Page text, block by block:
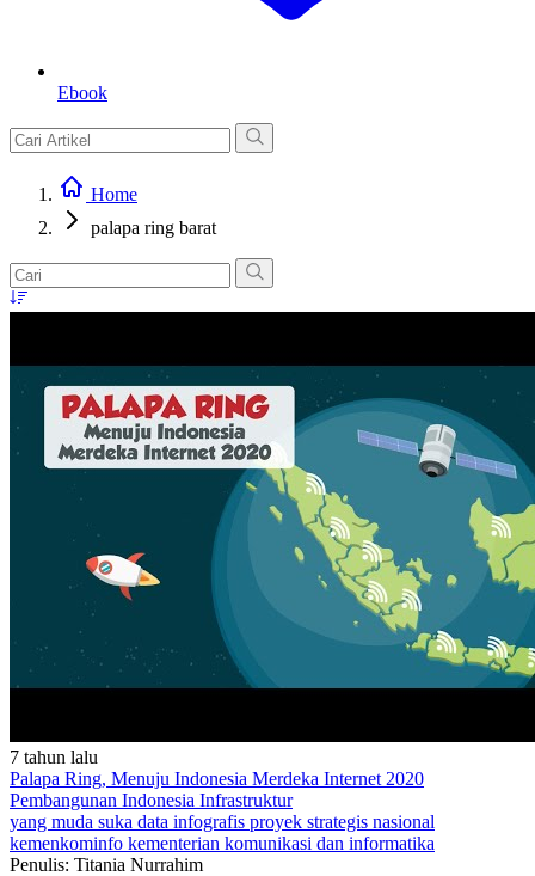
Ebook
Home
palapa ring barat
7 tahun lalu
Palapa Ring, Menuju Indonesia Merdeka Internet 2020
Pembangunan Indonesia Infrastruktur
yang muda suka data infografis proyek strategis nasional
kemenkominfo kementerian komunikasi dan informatika
Penulis: Titania Nurrahim